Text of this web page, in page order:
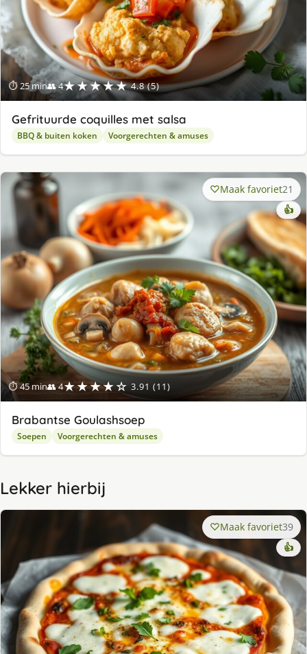
⏱ 25 min👥 4★★★★★ 4.8 (5)
Gefrituurde coquilles met salsa
BBQ & buiten koken Voorgerechten & amuses
⏱ 45 min👥 4★★★★☆ 3.91 (11)
Maak favoriet21
👍
Brabantse Goulashsoep
Soepen Voorgerechten & amuses
Lekker hierbij
Maak favoriet39
👍